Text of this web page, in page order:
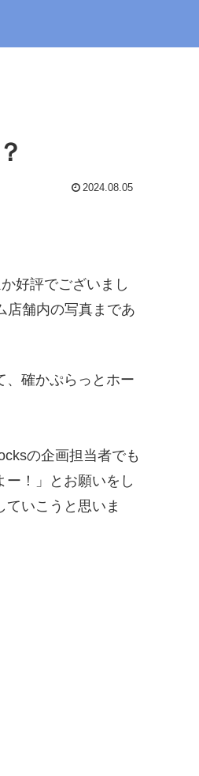
2024.08.05
好評でございまし
店舗内の写真まであ
、確かぷらっとホー
の企画担当者でも
！」とお願いをし
いこうと思いま